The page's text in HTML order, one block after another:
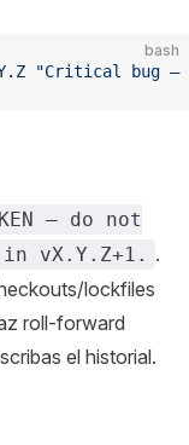
bash
"Critical bug —
— do not
vX.Y.Z+1. .
lockfiles
roll-forward
el historial.